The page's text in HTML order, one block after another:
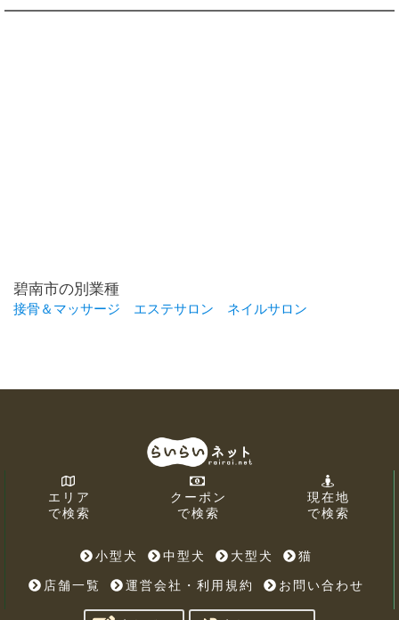
碧南市の別業種
接骨＆マッサージ エステサロン ネイルサロン
エリア
で検索
クーポン
で検索
現在地
で検索
小型犬 中型犬 大型犬
猫
店舗一覧
運営会社・利用規約 お問い合わせ